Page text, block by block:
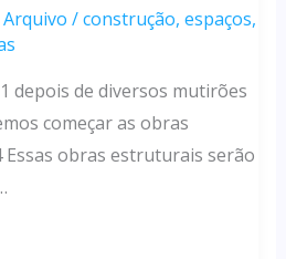
Arquivo /construção, espaços,
depois de diversos mutirões
começar as obras
obras estruturais serão